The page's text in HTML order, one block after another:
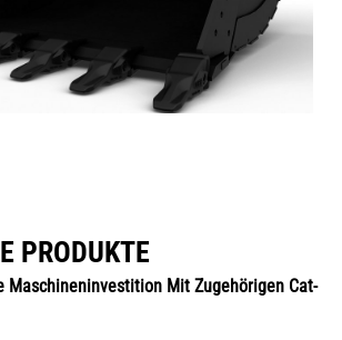
PRODUKTE
Maschineninvestition Mit Zugehörigen Cat-